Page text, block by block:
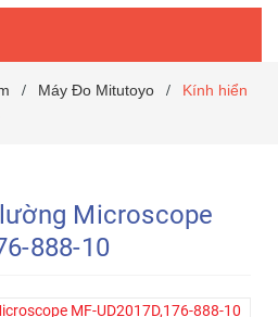
/ Máy Đo Mitutoyo /
Kính hiển
Microscope
888-10